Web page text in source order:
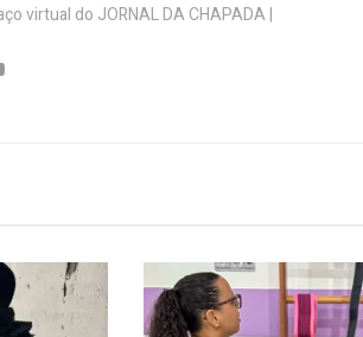
virtual do JORNAL DA CHAPADA |